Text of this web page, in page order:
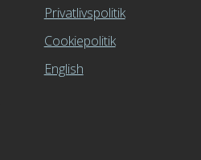
Privatlivspolitik
Cookiepolitik
English